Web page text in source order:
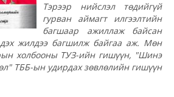
Тэрээр нийслэл төдийгүй
гурван аймагт илгээлтийн
багшаар ажиллаж байсан
жилдээ багшилж байгаа аж. Мөн
холбооны ТУЗ-ийн гишүүн, "Шинэ
ТББ-ын удирдах зөвлөлийн гишүүн